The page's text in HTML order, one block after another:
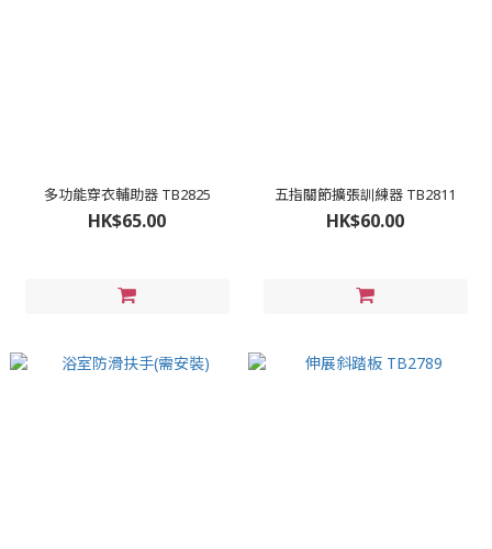
多功能穿衣輔助器 TB2825
HK$65.00
五指關節擴張訓練器 TB2811
HK$60.00